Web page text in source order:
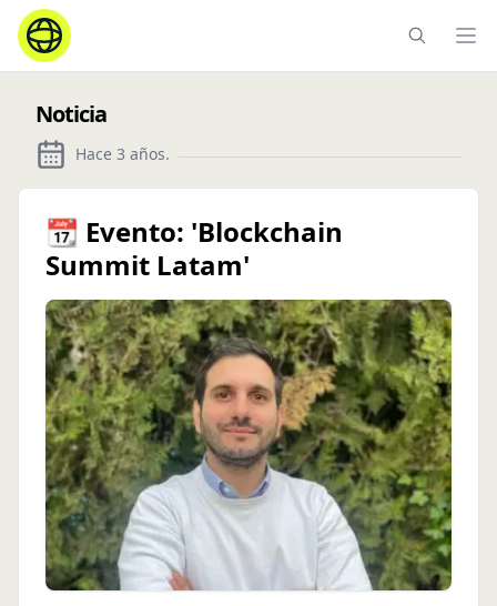
Noticia
Hace 3 años.
📆 Evento: 'Blockchain
Summit Latam'